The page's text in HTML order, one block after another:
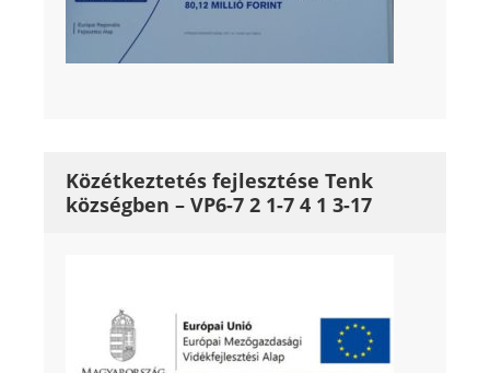
Közétkeztetés fejlesztése Tenk
községben – VP6-7 2 1-7 4 1 3-17